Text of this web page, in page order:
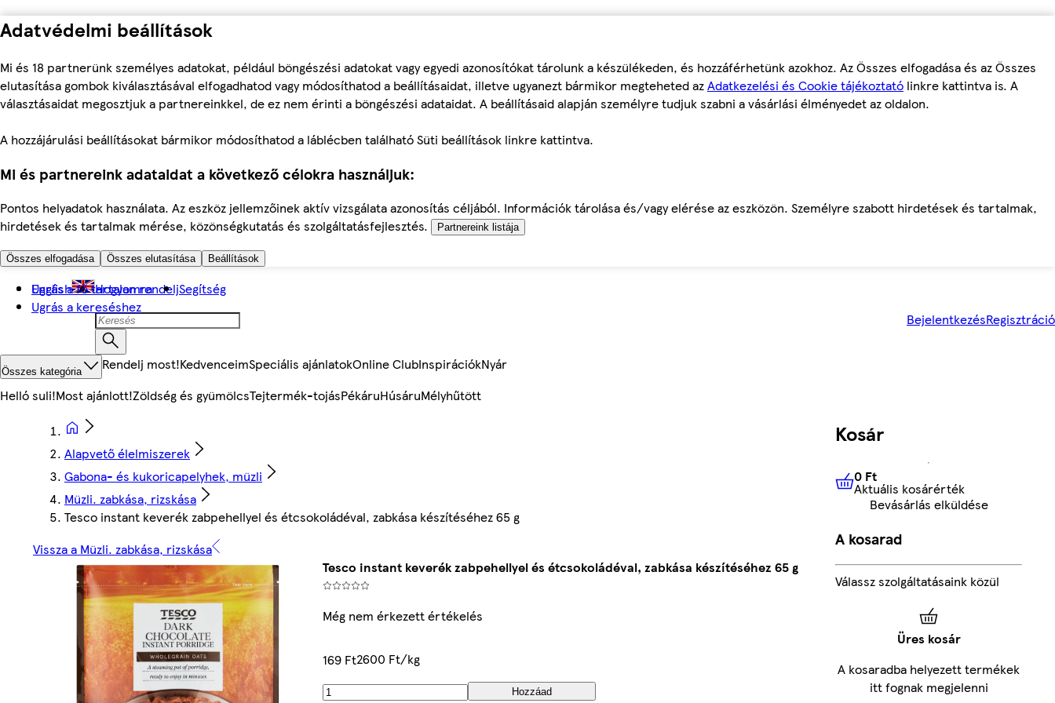
Adatvédelmi beállítások
Mi és 18 partnerünk személyes adatokat, például böngészési adatokat vagy egyedi azonosítókat tárolunk a készülékeden, és hozzáférhetünk azokhoz. Az Összes elfogadása és az Összes
elutasítása gombok kiválasztásával elfogadhatod vagy módosíthatod a beállításaidat, illetve ugyanezt bármikor megteheted azAdatkezelési és Cookie tájékoztató linkre kattintva is. A
választásaidat megosztjuk a partnereinkkel, de ez nem érinti a böngészési adataidat. A beállításaid alapján személyre tudjuk szabni a vásárlási élményedet az oldalon.
A hozzájárulási beállításokat bármikor módosíthatod a láblécben található Süti beállítások linkre kattintva.
Mi és partnereink adataidat a következő célokra használjuk:
Pontos helyadatok használata. Az eszköz jellemzőinek aktív vizsgálata azonosítás céljából. Információk tárolása és/vagy elérése az eszközön. Személyre szabott hirdetések és tartalmak,
hirdetések és tartalmak mérése, közönségkutatás és szolgáltatásfejlesztés.
Partnereink listája
Összes elfogadása Összes elutasítása Beállítások
Ugrás a fő tartalomra
Ugrás a kereséshez
English Hogyan rendeljSegítség
BejelentkezésRegisztráció
Összes kategória Rendelj most!KedvenceimSpeciális ajánlatokOnline ClubInspirációkNyár
Helló suli!Most ajánlott!Zöldség és gyümölcsTejtermék-tojásPékáruHúsáruMélyhűtött
Alapvető élelmiszerek
Gabona- és kukoricapelyhek, müzli
Müzli. zabkása, rizskása
Tesco instant keverék zabpehellyel és étcsokoládéval, zabkása készítéséhez 65 g
Vissza a Müzli. zabkása, rizskása
Tesco instant keverék zabpehellyel és étcsokoládéval, zabkása készítéséhez 65 g
Még nem érkezett értékelés
169 Ft2600 Ft/kg
Hozzáad
Kosár
0 FtAktuális kosárérték
0 Ft
Aktuális kosárérték
Bevásárlás elküldése
A kosarad
Válassz szolgáltatásaink közül
Üres kosár
A kosaradba helyezett termékek
itt fognak megjelenni